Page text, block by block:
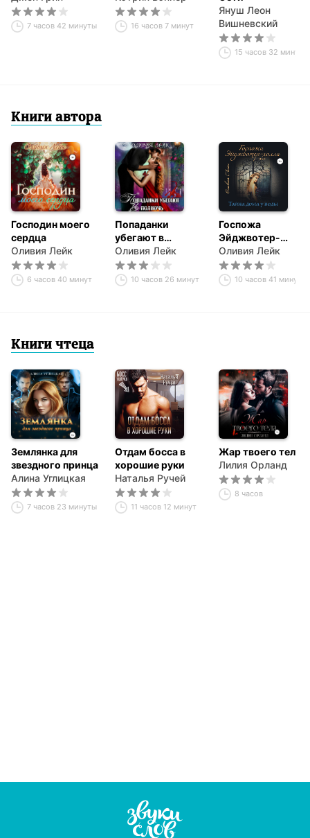
7 часов 42 минуты 16 часов 7 минут
Януш Леон
Вишневский
15 часов 32 минуты
Книги автора
Господин моего
сердца
Оливия Лейк
6 часов 40 минут
Попаданки
убегают в
полночь, или
Академия кривых
зеркал
Оливия Лейк
10 часов 26 минут
Госпожа
Эйджвотер-
холла, или Тайны
дома у воды
Оливия Лейк
10 часов 41 минута
Книги чтеца
Землянка для
звездного принца
Алина Углицкая
7 часов 23 минуты
Отдам босса в
хорошие руки
Наталья Ручей
11 часов 12 минут
Жар твоего тела
Лилия Орланд
8 часов